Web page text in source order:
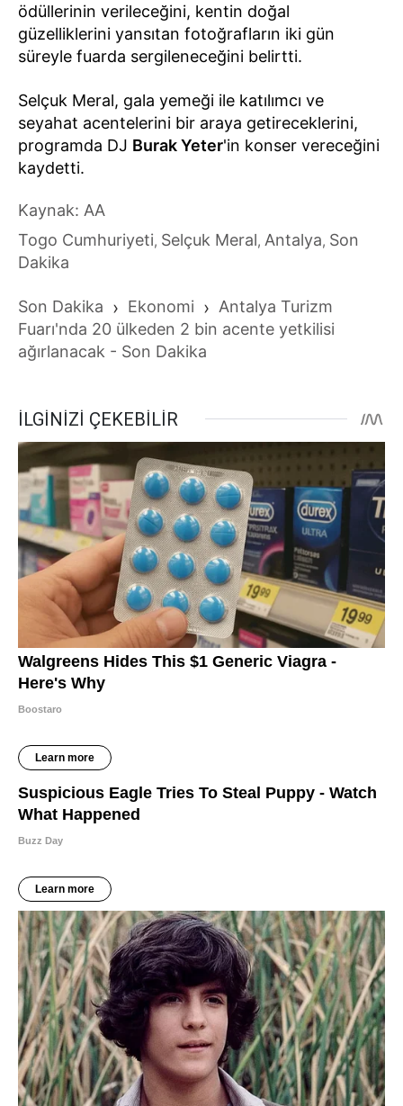
ödüllerinin verileceğini, kentin doğal
güzelliklerini yansıtan fotoğrafların iki gün
süreyle fuarda sergileneceğini belirtti.
Selçuk Meral, gala yemeği ile katılımcı ve
seyahat acentelerini bir araya getireceklerini,
programda DJ Burak Yeter'in konser vereceğini
kaydetti.
Kaynak: AA
Togo Cumhuriyeti, Selçuk Meral, Antalya, Son
Dakika
Son Dakika › Ekonomi › Antalya Turizm
Fuarı'nda 20 ülkeden 2 bin acente yetkilisi
ağırlanacak - Son Dakika